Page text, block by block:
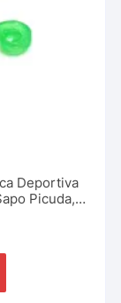
Deportiva
Picuda,